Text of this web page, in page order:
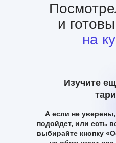
и готовы
на
Изучите
А если не
подойдет, или есть
выбирайте кнопку